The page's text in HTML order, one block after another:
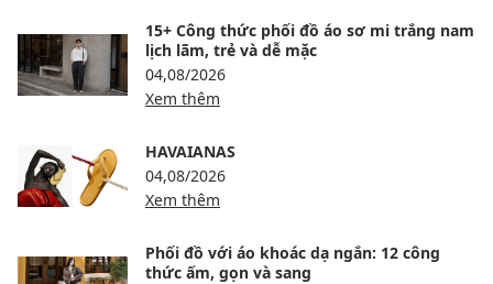
15+ Công thức phối đồ áo sơ mi trắng nam
lịch lãm, trẻ và dễ mặc
04,08/2026
Xem thêm
HAVAIANAS
04,08/2026
Xem thêm
Phối đồ với áo khoác dạ ngắn: 12 công
thức ấm, gọn và sang